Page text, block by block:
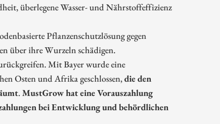
überlegene Wasser- und Nährstoffeffizienz
Pflanzenschutzlösung gegen
über ihre Wurzeln schädigen.
Mit Bayer wurde eine
Osten und Afrika geschlossen,die den
.MustGrow hat eine Vorauszahlung
bei Entwicklung und behördlichen